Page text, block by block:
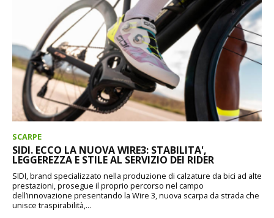
SCARPE
SIDI. ECCO LA NUOVA WIRE3: STABILITA',
LEGGEREZZA E STILE AL SERVIZIO DEI RIDER
SIDI, brand specializzato nella produzione di calzature da bici ad alte
prestazioni, prosegue il proprio percorso nel campo
dell’innovazione presentando la Wire 3, nuova scarpa da strada che
unisce traspirabilità,...